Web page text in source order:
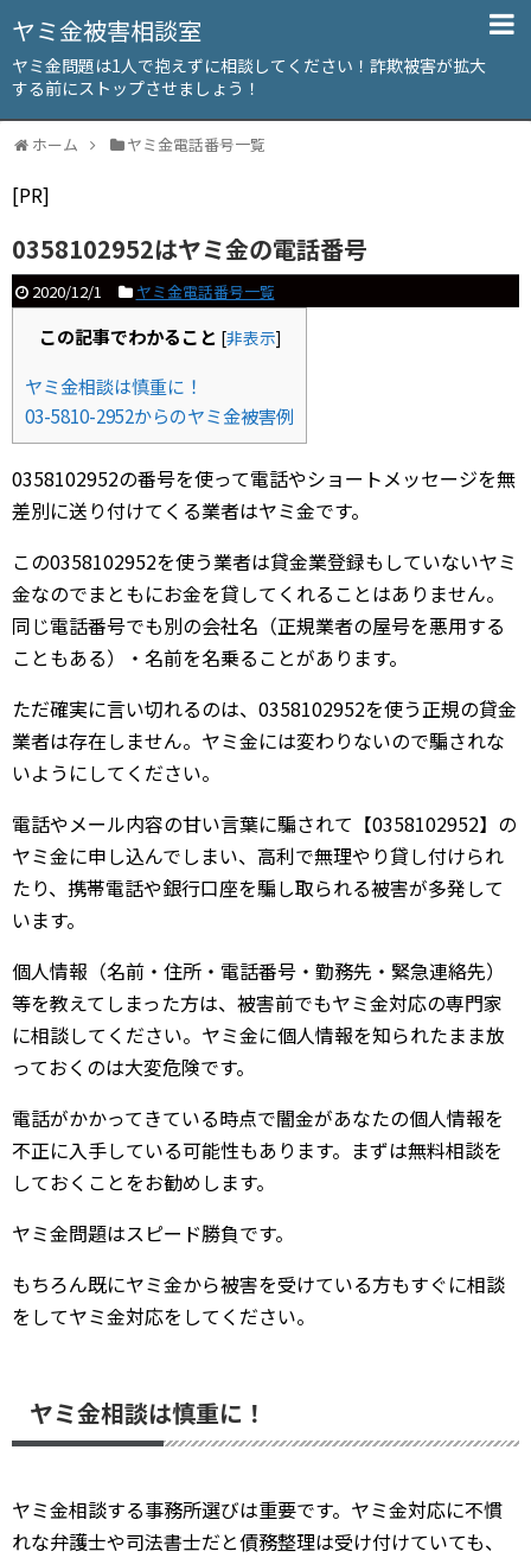
ヤミ金被害相談室
ヤミ金問題は1人で抱えずに相談してください！詐欺被害が拡大
する前にストップさせましょう！
ホーム ヤミ金電話番号一覧
[PR]
0358102952はヤミ金の電話番号
2020/12/1 ヤミ金電話番号一覧
この記事でわかること [非表示]
ヤミ金相談は慎重に！
03-5810-2952からのヤミ金被害例
0358102952の番号を使って電話やショートメッセージを無
差別に送り付けてくる業者はヤミ金です。
この0358102952を使う業者は貸金業登録もしていないヤミ
金なのでまともにお金を貸してくれることはありません。
同じ電話番号でも別の会社名（正規業者の屋号を悪用する
こともある）・名前を名乗ることがあります。
ただ確実に言い切れるのは、0358102952を使う正規の貸金
業者は存在しません。ヤミ金には変わりないので騙されな
いようにしてください。
電話やメール内容の甘い言葉に騙されて【0358102952】の
ヤミ金に申し込んでしまい、高利で無理やり貸し付けられ
たり、携帯電話や銀行口座を騙し取られる被害が多発して
います。
個人情報（名前・住所・電話番号・勤務先・緊急連絡先）
等を教えてしまった方は、被害前でもヤミ金対応の専門家
に相談してください。ヤミ金に個人情報を知られたまま放
っておくのは大変危険です。
電話がかかってきている時点で闇金があなたの個人情報を
不正に入手している可能性もあります。まずは無料相談を
しておくことをお勧めします。
ヤミ金問題はスピード勝負です。
もちろん既にヤミ金から被害を受けている方もすぐに相談
をしてヤミ金対応をしてください。
ヤミ金相談は慎重に！
ヤミ金相談する事務所選びは重要です。ヤミ金対応に不慣
れな弁護士や司法書士だと債務整理は受け付けていても、